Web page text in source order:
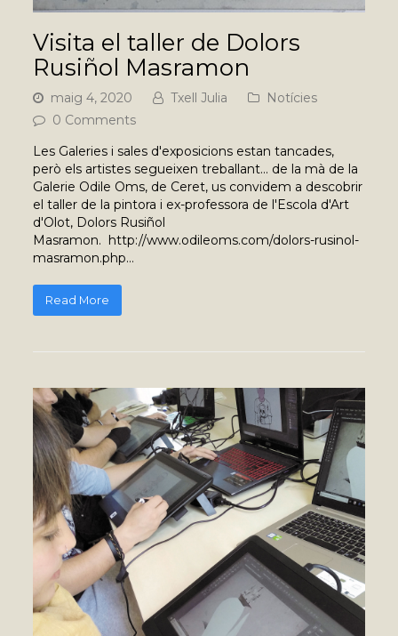
Visita el taller de Dolors
Rusiñol Masramon
maig 4, 2020 Txell Julia
Notícies
0 Comments
Les Galeries i sales d'exposicions estan tancades,
però els artistes segueixen treballant... de la mà de la
Galerie Odile Oms, de Ceret, us convidem a descobrir
el taller de la pintora i ex-professora de l'Escola d'Art
d'Olot, Dolors Rusiñol
Masramon. http://www.odileoms.com/dolors-rusinol-
masramon.php…
Read More